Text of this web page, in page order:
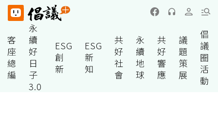
客
座
總
編
永
續
好
日
子
3.0
ESG
創
新
ESG
新
知
共
好
社
會
永
續
地
球
共
好
響
應
議
題
策
展
倡
議
圈
活
動